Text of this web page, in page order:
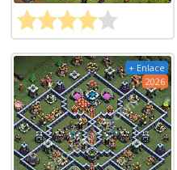
+ Enlace
2026